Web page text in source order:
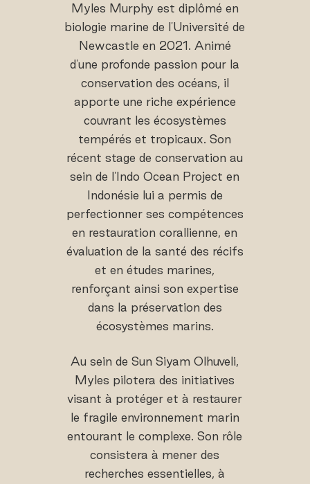
Myles Murphy est diplômé en
biologie marine de l'Université de
Newcastle en 2021. Animé
d'une profonde passion pour la
conservation des océans, il
apporte une riche expérience
couvrant les écosystèmes
tempérés et tropicaux. Son
récent stage de conservation au
sein de l'Indo Ocean Project en
Indonésie lui a permis de
perfectionner ses compétences
en restauration corallienne, en
évaluation de la santé des récifs
et en études marines,
renforçant ainsi son expertise
dans la préservation des
écosystèmes marins.
Au sein de Sun Siyam Olhuveli,
Myles pilotera des initiatives
visant à protéger et à restaurer
le fragile environnement marin
entourant le complexe. Son rôle
consistera à mener des
recherches essentielles, à